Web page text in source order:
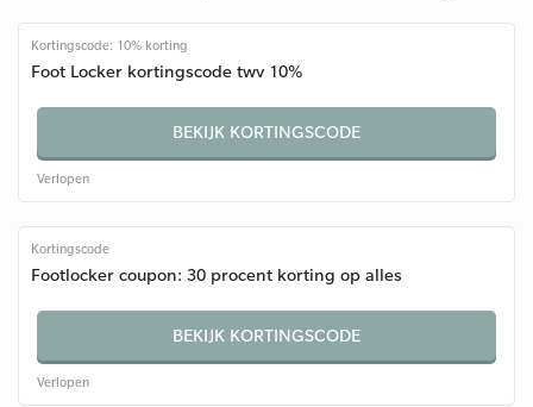
Kortingscode: 10% korting
Foot Locker kortingscode twv 10%
BEKIJK KORTINGSCODE
Verlopen
Kortingscode
Footlocker coupon: 30 procent korting op alles
BEKIJK KORTINGSCODE
Verlopen